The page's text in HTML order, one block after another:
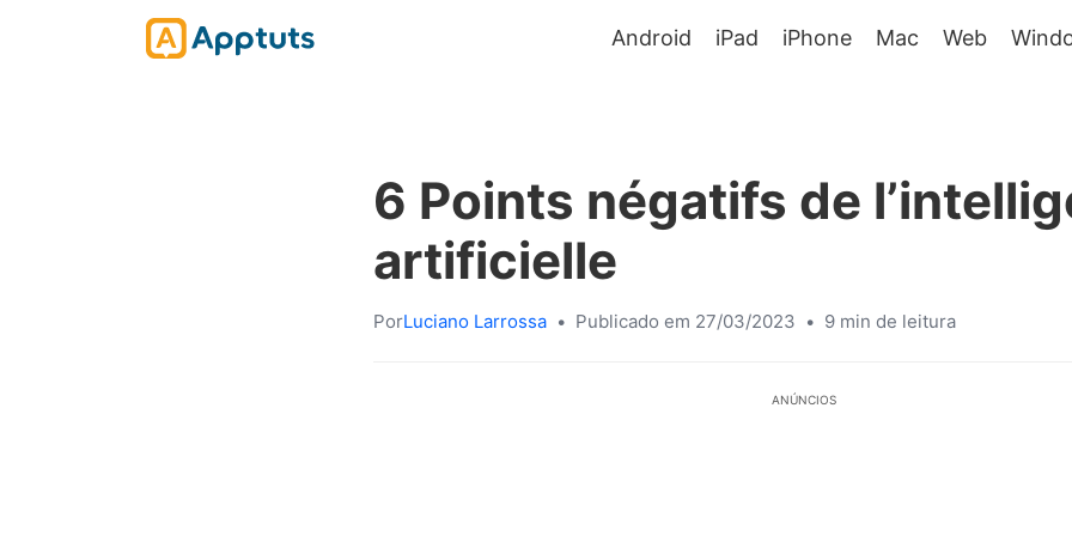
Android iPad iPhone Mac Web
6 Points négatifs de
artificielle
PorLuciano Larrossa • Publicado em 27/03/2023 • 9 min de leitura
ANÚNCIOS